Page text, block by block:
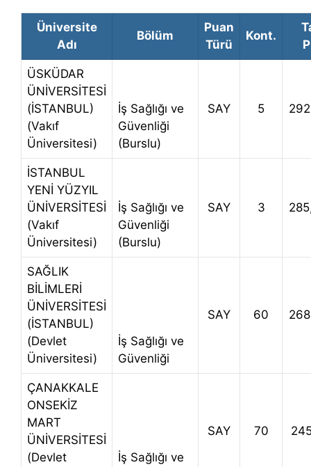
Üniversite
Adı
Bölüm
Puan
Türü
Kont.
ÜSKÜDAR
ÜNİVERSİTESİ
(İSTANBUL)
(Vakıf
Üniversitesi)
İş Sağlığı ve
Güvenliği
(Burslu)
SAY 5
İSTANBUL
YENİ YÜZYIL
ÜNİVERSİTESİ
(Vakıf
Üniversitesi)
İş Sağlığı ve
Güvenliği
(Burslu)
SAY 3
SAĞLIK
BİLİMLERİ
ÜNİVERSİTESİ
(İSTANBUL)
(Devlet
Üniversitesi)
İş Sağlığı ve
Güvenliği
SAY 60
ÇANAKKALE
ONSEKİZ
MART
ÜNİVERSİTESİ
(Devlet
İş Sağlığı ve
SAY 70